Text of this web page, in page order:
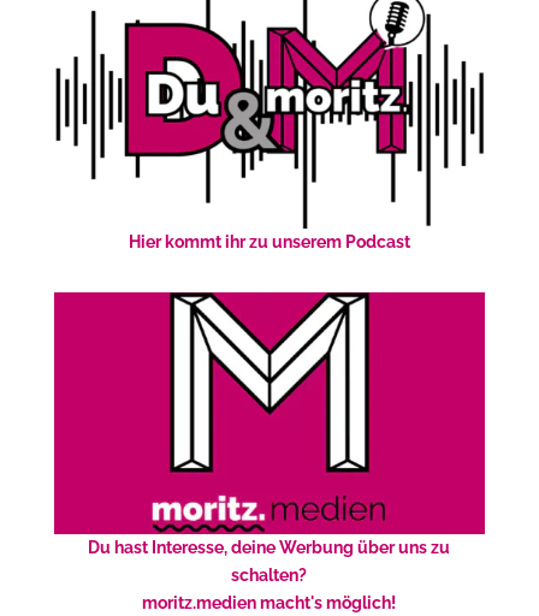
Hier kommt ihr zu unserem Podcast
Du hast Interesse, deine Werbung über uns zu
schalten?
moritz.medien macht's möglich!